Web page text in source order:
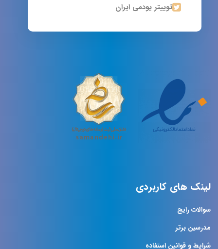
توییتر یودمی ایران
لینک های کاربردی
سوالات رایج
مدرسین برتر
شرایط و قوانین استفاده